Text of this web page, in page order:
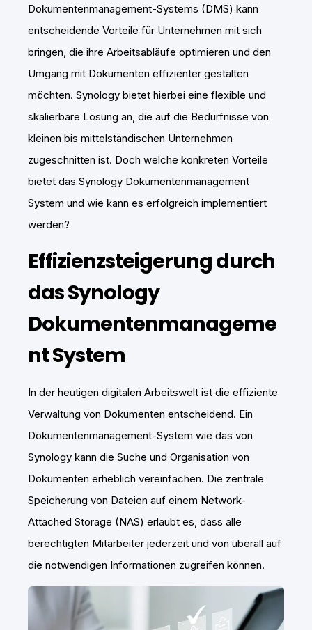
Dokumentenmanagement-Systems (DMS) kann
entscheidende Vorteile für Unternehmen mit sich
bringen, die ihre Arbeitsabläufe optimieren und den
Umgang mit Dokumenten effizienter gestalten
möchten. Synology bietet hierbei eine flexible und
skalierbare Lösung an, die auf die Bedürfnisse von
kleinen bis mittelständischen Unternehmen
zugeschnitten ist. Doch welche konkreten Vorteile
bietet das Synology Dokumentenmanagement
System und wie kann es erfolgreich implementiert
werden?
Effizienzsteigerung durch
das Synology
Dokumentenmanageme
nt System
In der heutigen digitalen Arbeitswelt ist die effiziente
Verwaltung von Dokumenten entscheidend. Ein
Dokumentenmanagement-System wie das von
Synology kann die Suche und Organisation von
Dokumenten erheblich vereinfachen. Die zentrale
Speicherung von Dateien auf einem Network-
Attached Storage (NAS) erlaubt es, dass alle
berechtigten Mitarbeiter jederzeit und von überall auf
die notwendigen Informationen zugreifen können.